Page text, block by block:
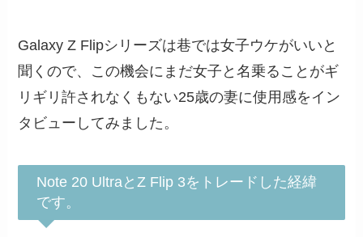
Galaxy Z Flipシリーズは巷では女子ウケがいいと
聞くので、この機会にまだ女子と名乗ることがギ
リギリ許されなくもない25歳の妻に使用感をイン
タビューしてみました。
Note 20 UltraとZ Flip 3をトレードした経緯
です。